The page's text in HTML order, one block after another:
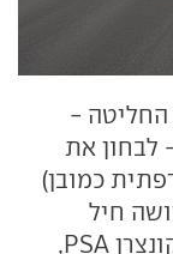
החליטה -
לבחון את
כמובן)
חיל
וכוללת כמובן בין היתר את חברות קונצרן PSA,